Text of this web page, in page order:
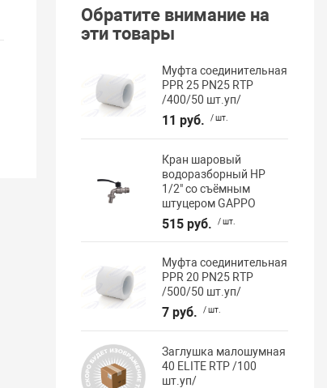
Обратите внимание на
эти товары
Муфта соединительная
PPR 25 PN25 RTP
/400/50 шт.уп/
11 руб. / шт.
Кран шаровый
водоразборный НР
1/2" со съёмным
штуцером GAPPO
515 руб. / шт.
Муфта соединительная
PPR 20 PN25 RTP
/500/50 шт.уп/
7 руб. / шт.
Заглушка малошумная
40 ELITE RTP /100
шт.уп/